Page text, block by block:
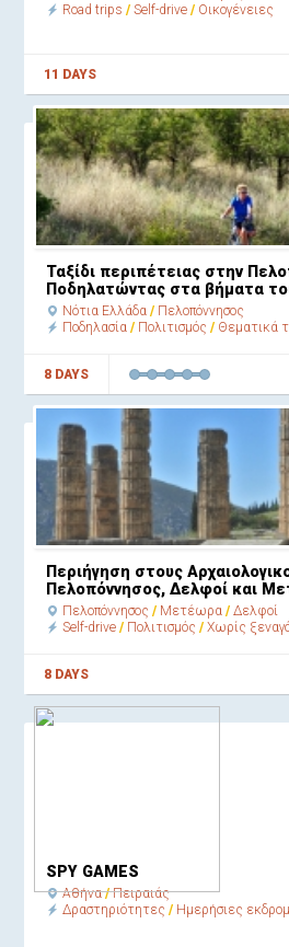
Road trips
Self-drive Οικογένειες
11 DAYS
Ταξίδι περιπέτειας στην
Ποδηλατώντας στα βήματα
Νότια Ελλάδα
Πελοπόννησος
Ποδηλασία
Πολιτισμός Θεματικά
8 DAYS
Περιήγηση στους
Πελοπόννησος, Δελφοί και
Πελοπόννησος Μετέωρα
Δελφοί
Self-drive
Πολιτισμός Χωρίς
8 DAYS
SPY GAMES
Αθήνα
Πειραιάς
Δραστηριότητες
Ημερήσιες